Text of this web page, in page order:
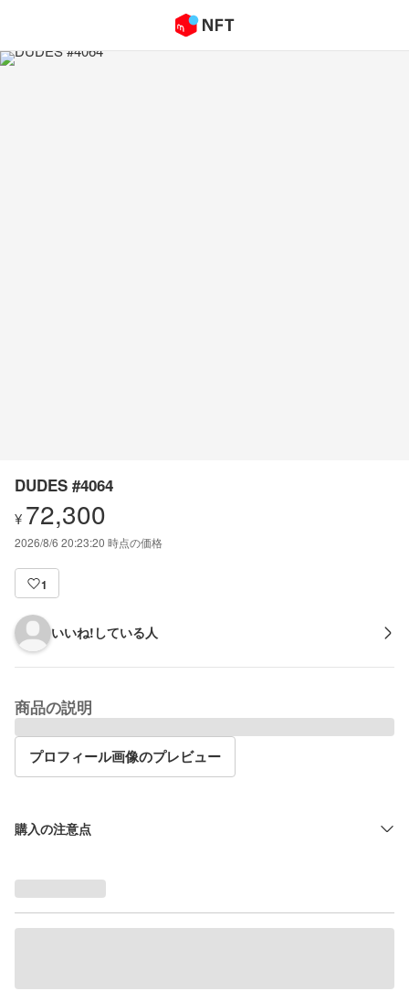
DUDES #4064
¥ 72,300
2026/8/6 20:23:20 時点の価格
1
いいね!している人
商品の説明
プロフィール画像のプレビュー
購入の注意点